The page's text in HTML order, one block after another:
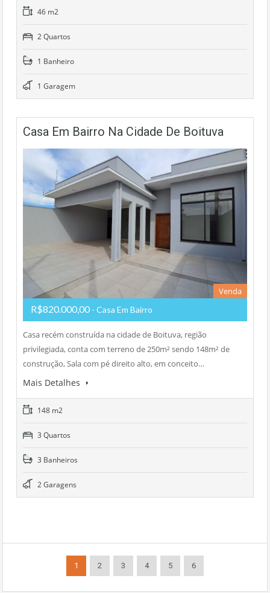
46 m2
2 Quartos
1 Banheiro
1 Garagem
Casa Em Bairro Na Cidade De Boituva
Venda
R$820.000,00 - Casa Em Bairro
Casa recém construída na cidade de Boituva, região
privilegiada, conta com terreno de 250m² sendo 148m² de
construção, Sala com pé direito alto, em conceito…
Mais Detalhes
148 m2
3 Quartos
3 Banheiros
2 Garagens
1 2 3 4 5 6